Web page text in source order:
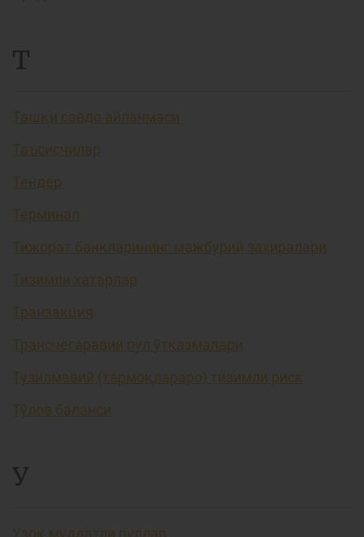
Т
Ташқи савдо айланмаси
Таъсисчилар
Тендер
Терминал
Тижорат банкларининг мажбурий заҳиралари
Тизимли хатарлар
Транзакция
Трансчегаравий пул ўтказмалари
Тузилмавий (тармоқлараро) тизимли риск
Тўлов баланси
У
Узоқ муддатли пуллар